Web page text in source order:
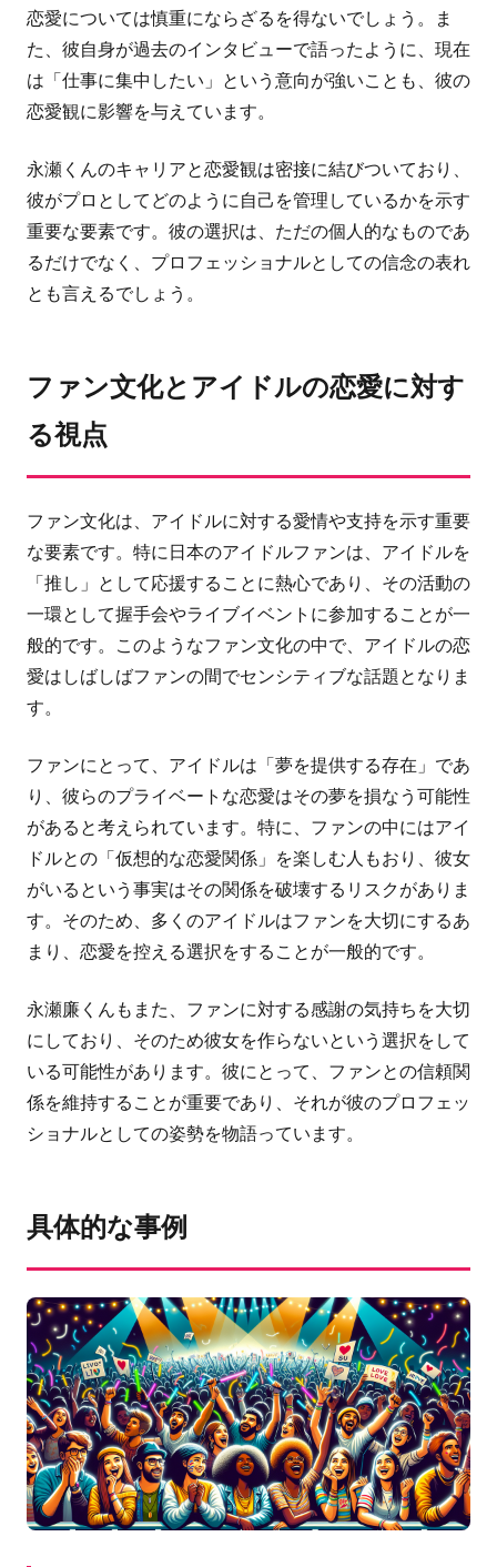
恋愛については慎重にならざるを得ないでしょう。ま
た、彼自身が過去のインタビューで語ったように、現在
は「仕事に集中したい」という意向が強いことも、彼の
恋愛観に影響を与えています。
永瀬くんのキャリアと恋愛観は密接に結びついており、
彼がプロとしてどのように自己を管理しているかを示す
重要な要素です。彼の選択は、ただの個人的なものであ
るだけでなく、プロフェッショナルとしての信念の表れ
とも言えるでしょう。
ファン文化とアイドルの恋愛に対す
る視点
ファン文化は、アイドルに対する愛情や支持を示す重要
な要素です。特に日本のアイドルファンは、アイドルを
「推し」として応援することに熱心であり、その活動の
一環として握手会やライブイベントに参加することが一
般的です。このようなファン文化の中で、アイドルの恋
愛はしばしばファンの間でセンシティブな話題となりま
す。
ファンにとって、アイドルは「夢を提供する存在」であ
り、彼らのプライベートな恋愛はその夢を損なう可能性
があると考えられています。特に、ファンの中にはアイ
ドルとの「仮想的な恋愛関係」を楽しむ人もおり、彼女
がいるという事実はその関係を破壊するリスクがありま
す。そのため、多くのアイドルはファンを大切にするあ
まり、恋愛を控える選択をすることが一般的です。
永瀬廉くんもまた、ファンに対する感謝の気持ちを大切
にしており、そのため彼女を作らないという選択をして
いる可能性があります。彼にとって、ファンとの信頼関
係を維持することが重要であり、それが彼のプロフェッ
ショナルとしての姿勢を物語っています。
具体的な事例